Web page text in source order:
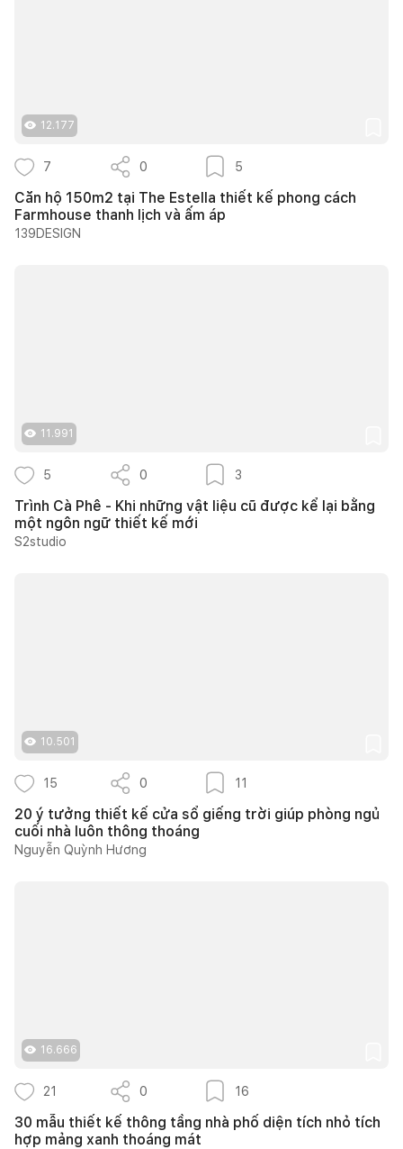
12.177
7 0 5
Căn hộ 150m2 tại The Estella thiết kế phong cách
Farmhouse thanh lịch và ấm áp
139DESIGN
11.991
5 0 3
Trình Cà Phê - Khi những vật liệu cũ được kể lại bằng
một ngôn ngữ thiết kế mới
S2studio
10.501
15 0 11
20 ý tưởng thiết kế cửa sổ giếng trời giúp phòng ngủ
cuối nhà luôn thông thoáng
Nguyễn Quỳnh Hương
16.666
21 0 16
30 mẫu thiết kế thông tầng nhà phố diện tích nhỏ tích
hợp mảng xanh thoáng mát